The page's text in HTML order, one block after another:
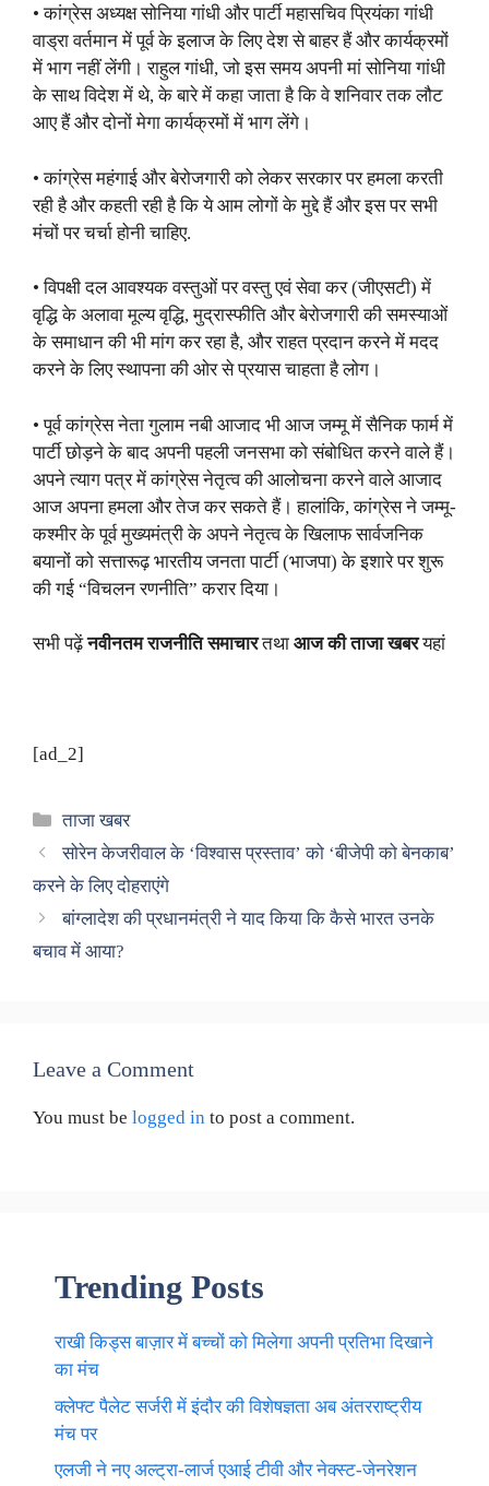
• कांग्रेस अध्यक्ष सोनिया गांधी और पार्टी महासचिव प्रियंका गांधी
वाड्रा वर्तमान में पूर्व के इलाज के लिए देश से बाहर हैं और कार्यक्रमों
में भाग नहीं लेंगी। राहुल गांधी, जो इस समय अपनी मां सोनिया गांधी
के साथ विदेश में थे, के बारे में कहा जाता है कि वे शनिवार तक लौट
आए हैं और दोनों मेगा कार्यक्रमों में भाग लेंगे।
• कांग्रेस महंगाई और बेरोजगारी को लेकर सरकार पर हमला करती
रही है और कहती रही है कि ये आम लोगों के मुद्दे हैं और इस पर सभी
मंचों पर चर्चा होनी चाहिए.
• विपक्षी दल आवश्यक वस्तुओं पर वस्तु एवं सेवा कर (जीएसटी) में
वृद्धि के अलावा मूल्य वृद्धि, मुद्रास्फीति और बेरोजगारी की समस्याओं
के समाधान की भी मांग कर रहा है, और राहत प्रदान करने में मदद
करने के लिए स्थापना की ओर से प्रयास चाहता है लोग।
• पूर्व कांग्रेस नेता गुलाम नबी आजाद भी आज जम्मू में सैनिक फार्म में
पार्टी छोड़ने के बाद अपनी पहली जनसभा को संबोधित करने वाले हैं।
अपने त्याग पत्र में कांग्रेस नेतृत्व की आलोचना करने वाले आजाद
आज अपना हमला और तेज कर सकते हैं। हालांकि, कांग्रेस ने जम्मू-
कश्मीर के पूर्व मुख्यमंत्री के अपने नेतृत्व के खिलाफ सार्वजनिक
बयानों को सत्तारूढ़ भारतीय जनता पार्टी (भाजपा) के इशारे पर शुरू
की गई “विचलन रणनीति” करार दिया।
सभी पढ़ेंनवीनतम राजनीति समाचारतथा आज की ताजा खबरयहां
[ad_2]
Categories
ताजा खबर
सोरेन केजरीवाल के ‘विश्वास प्रस्ताव’ को ‘बीजेपी को बेनकाब’
करने के लिए दोहराएंगे
बांग्लादेश की प्रधानमंत्री ने याद किया कि कैसे भारत उनके
बचाव में आया?
Leave a Comment
You must be logged in to post a comment.
Trending Posts
राखी किड्स बाज़ार में बच्चों को मिलेगा अपनी प्रतिभा दिखाने
का मंच
क्लेफ्ट पैलेट सर्जरी में इंदौर की विशेषज्ञता अब अंतरराष्ट्रीय
मंच पर
एलजी ने नए अल्ट्रा-लार्ज एआई टीवी और नेक्स्ट-जेनरेशन